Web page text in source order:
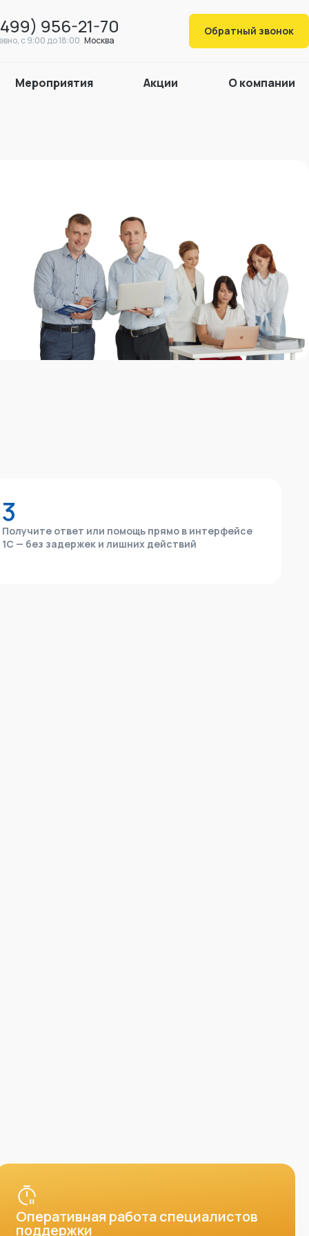
956-21-70
c 9:00 до 18:00 Москва
Обратный звонок
Мероприятия Акции О компании
3
Получите ответ или помощь прямо в интерфейсе
1С — без задержек и лишних действий
Оперативная работа специалистов
поддержки